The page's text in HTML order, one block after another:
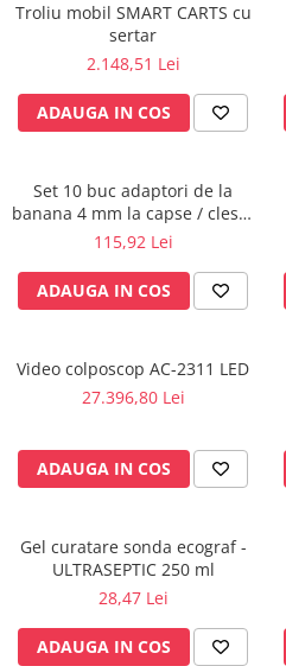
Lavoare apa sterila
Lavoare chirurgicale
Capsule, filtre finale apa sterila
Electrochirurgie
Manere pentru electrocautere
Cabluri pentru pensele bipolare
Cabluri conectare electrozi neutri
Electrozi neutri
Radiocautere
Aspiratoare de fum
Consumabile medicale si Accesorii
Hartie
Accesorii pentru perfuzie
Geluri
Filtre antibacteriene si antivirale
Troliu mobil SMART CARTS cu
sertar
2.148,51 Lei
ADAUGA IN COS
Set 10 buc adaptori de la
banana 4 mm la capse / cleste
ekg
115,92 Lei
ADAUGA IN COS
Video colposcop AC-2311 LED
27.396,80 Lei
ADAUGA IN COS
Gel curatare sonda ecograf -
ULTRASEPTIC 250 ml
28,47 Lei
ADAUGA IN COS